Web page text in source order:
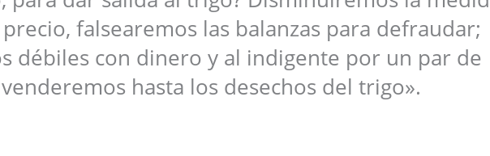
falsearemos las balanzas para defraudar;
débiles con dinero y al indigente por un par de
hasta los desechos del trigo».